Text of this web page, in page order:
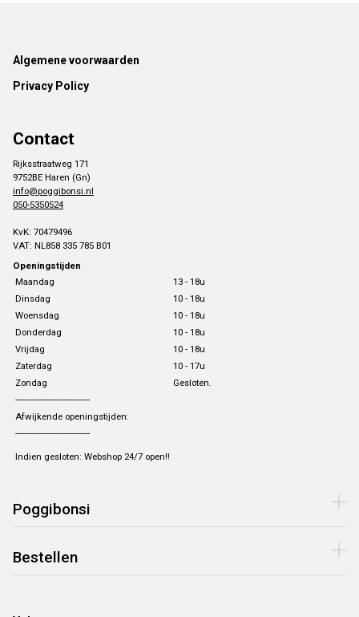
Footer
Algemene voorwaarden
Privacy Policy
Contact
Rijksstraatweg 171
9752BE Haren (Gn)
info@poggibonsi.nl
050-5350524
KvK: 70479496
VAT: NL858 335 785 B01
Openingstijden
Maandag
13 - 18u
Dinsdag
10 - 18u
Woensdag
10 - 18u
Donderdag
10 - 18u
Vrijdag
10 - 18u
Zaterdag
10 - 17u
Zondag
Gesloten.
-------------------------------
Afwijkende openingstijden:
-------------------------------
Indien gesloten: Webshop 24/7 open!!
Poggibonsi
Bestellen